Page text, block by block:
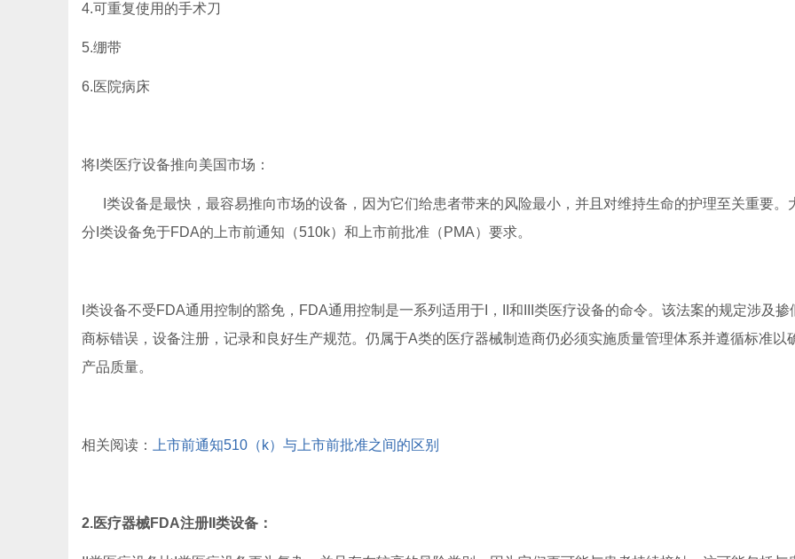
4.可重复使用的手术刀
5.绷带
6.医院病床
将I类医疗设备推向美国市场：
I类设备是最快，最容易推向市场的设备，因为它们给患者带来的风险最小，并且对维持生命的护理至关重要。
分I类设备免于FDA的上市前通知（510k）和上市前批准（PMA）要求。
I类设备不受FDA通用控制的豁免，FDA通用控制是一系列适用于I，II和III类医疗设备的命令。该法案的规定涉及掺
商标错误，设备注册，记录和良好生产规范。仍属于A类的医疗器械制造商仍必须实施质量管理体系并遵循标准以
产品质量。
相关阅读： 上市前通知510（k）与上市前批准之间的区别
2.医疗器械FDA注册II类设备：